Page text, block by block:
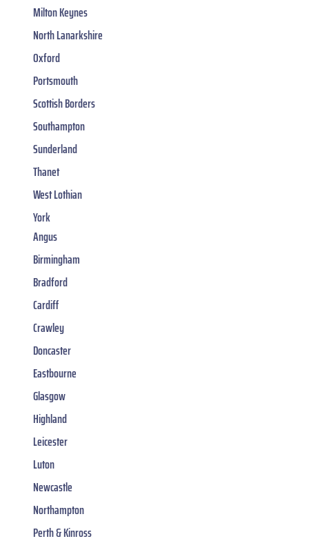
Milton Keynes
North Lanarkshire
Oxford
Portsmouth
Scottish Borders
Southampton
Sunderland
Thanet
West Lothian
York
Angus
Birmingham
Bradford
Cardiff
Crawley
Doncaster
Eastbourne
Glasgow
Highland
Leicester
Luton
Newcastle
Northampton
Perth & Kinross